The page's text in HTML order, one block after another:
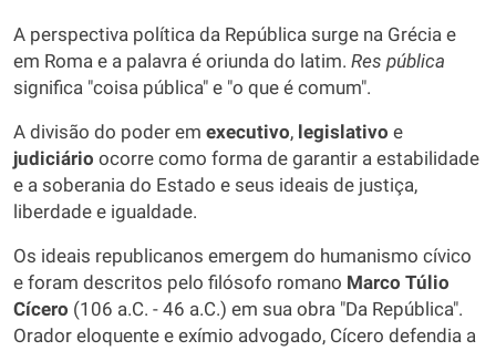
A perspectiva política da República surge na Grécia e
em Roma e a palavra é oriunda do latim. Res pública
significa "coisa pública" e "o que é comum".
A divisão do poder em executivo, legislativo e
judiciário ocorre como forma de garantir a estabilidade
e a soberania do Estado e seus ideais de justiça,
liberdade e igualdade.
Os ideais republicanos emergem do humanismo cívico
e foram descritos pelo filósofo romano Marco Túlio
Cícero (106 a.C. - 46 a.C.) em sua obra "Da República".
Orador eloquente e exímio advogado, Cícero defendia a